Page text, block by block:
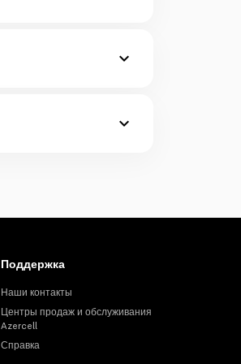
Поддержка
Наши контакты
Центры продаж и обслуживания
Azercell
Справка